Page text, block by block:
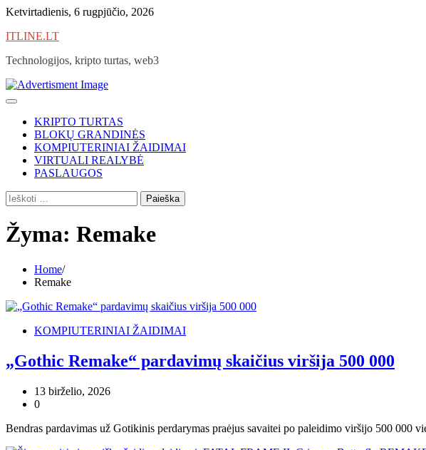
Skip
content
Ketvirtadienis, 6 rugpjūčio, 2026
ITLINE.LT
Technologijos, kripto turtas, web3
KRIPTO TURTAS
BLOKŲ GRANDINĖS
KOMPIUTERINIAI ŽAIDIMAI
VIRTUALI REALYBĖ
PASLAUGOS
Ieškoti:
Žyma: Remake
Home
Remake
KOMPIUTERINIAI ŽAIDIMAI
„Gothic Remake“ pardavimų skaičius viršija 500 000
13 birželio, 2026
0
Bendras pardavimas už Gotikinis perdarymas praėjus savaitei po paleidimo viršijo 500